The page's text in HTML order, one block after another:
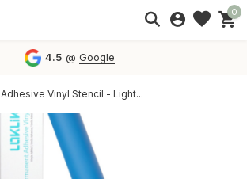
0
4.5 @Google
Adhesive Vinyl Stencil - Light...